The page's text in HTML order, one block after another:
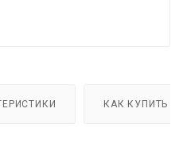
КАК КУПИТЬ